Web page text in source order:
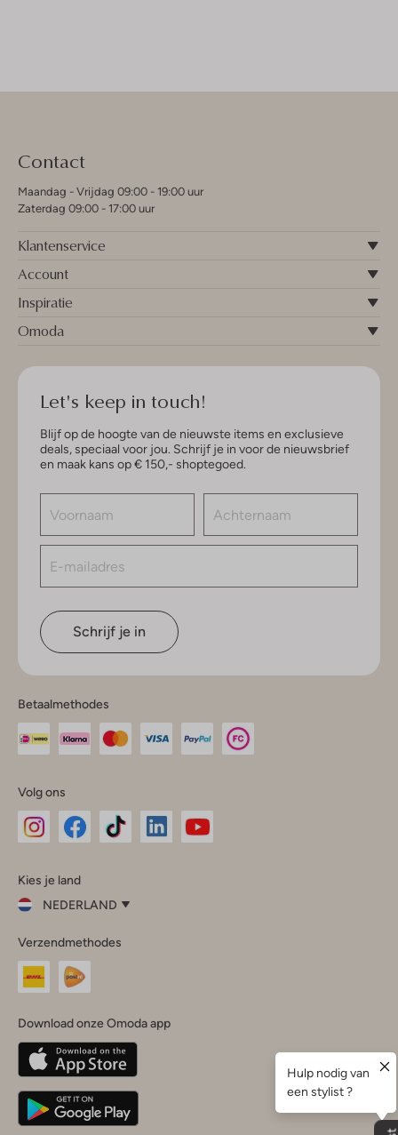
Contact
Maandag - Vrijdag 09:00 - 19:00 uur
Zaterdag 09:00 - 17:00 uur
Klantenservice
Account
Inspiratie
Omoda
Let's keep in touch!
Blijf op de hoogte van de nieuwste items en exclusieve
deals, speciaal voor jou. Schrijf je in voor de nieuwsbrief
en maak kans op € 150,- shoptegoed.
Schrijf je in
Betaalmethodes
Volg ons
InstagramFacebook
Kies je land
NEDERLAND
je
land
Nederland
Belgique(Français)
Deutschland
Verzendmethodes
Download onze Omoda app